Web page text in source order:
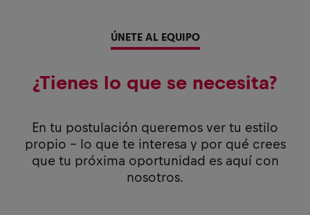
ÚNETE AL EQUIPO
¿Tienes lo que se necesita?
En tu postulación queremos ver tu estilo
propio - lo que te interesa y por qué crees
que tu próxima oportunidad es aquí con
nosotros.